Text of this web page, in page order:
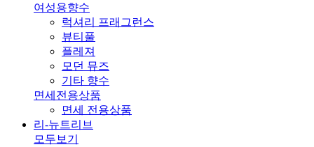
여성용향수
럭셔리 프래그런스
뷰티풀
플레져
모던 뮤즈
기타 향수
면세전용상품
면세 전용상품
리-뉴트리브
모두보기